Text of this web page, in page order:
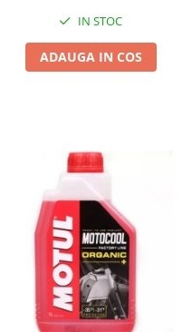
IN STOC
ADAUGA IN COS